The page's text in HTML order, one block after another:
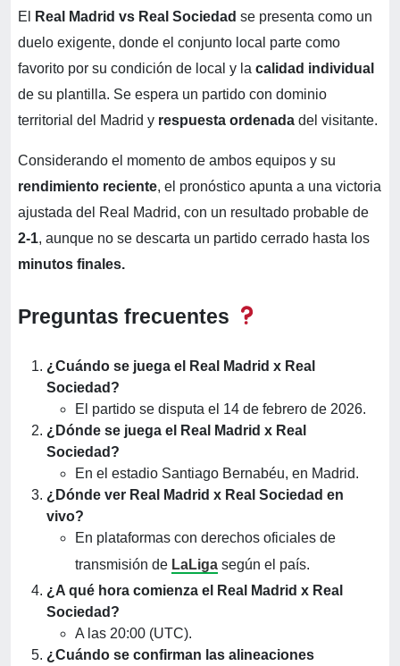
El Real Madrid vs Real Sociedad se presenta como un
duelo exigente, donde el conjunto local parte como
favorito por su condición de local y la calidad individual
de su plantilla. Se espera un partido con dominio
territorial del Madrid y respuesta ordenada del visitante.
Considerando el momento de ambos equipos y su
rendimiento reciente, el pronóstico apunta a una victoria
ajustada del Real Madrid, con un resultado probable de
2-1, aunque no se descarta un partido cerrado hasta los
minutos finales.
Preguntas frecuentes
¿Cuándo se juega el Real Madrid x Real
Sociedad?
El partido se disputa el 14 de febrero de 2026.
¿Dónde se juega el Real Madrid x Real
Sociedad?
En el estadio Santiago Bernabéu, en Madrid.
¿Dónde ver Real Madrid x Real Sociedad en
vivo?
En plataformas con derechos oficiales de
transmisión de LaLiga según el país.
¿A qué hora comienza el Real Madrid x Real
Sociedad?
A las 20:00 (UTC).
¿Cuándo se confirman las alineaciones